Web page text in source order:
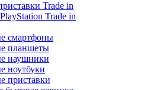
Trade in
Trade in
смартфоны
планшеты
наушники
ноутбуки
приставки